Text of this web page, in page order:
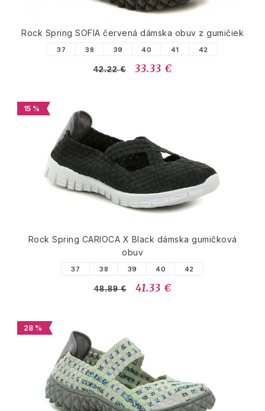
Rock Spring SOFIA červená dámska obuv z gumičiek
37 38 39 40 41 42
42.22 € 33.33 €
15 %
Rock Spring CARIOCA X Black dámska gumičková
obuv
37 38 39 40 42
48.89 € 41.33 €
28 %